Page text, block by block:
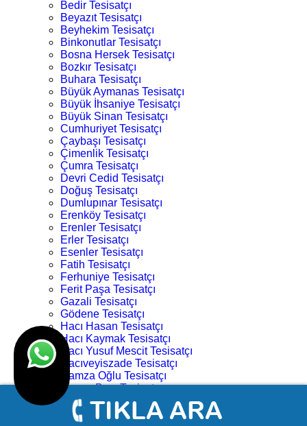
Bedir Tesisatçı
Beyazıt Tesisatçı
Beyhekim Tesisatçı
Binkonutlar Tesisatçı
Bosna Hersek Tesisatçı
Bozkır Tesisatçı
Buhara Tesisatçı
Büyük Aymanas Tesisatçı
Büyük İhsaniye Tesisatçı
Büyük Sinan Tesisatçı
Cumhuriyet Tesisatçı
Çaybaşı Tesisatçı
Çimenlik Tesisatçı
Çumra Tesisatçı
Devri Cedid Tesisatçı
Doğuş Tesisatçı
Dumlupınar Tesisatçı
Erenköy Tesisatçı
Erenler Tesisatçı
Erler Tesisatçı
Esenler Tesisatçı
Fatih Tesisatçı
Ferhuniye Tesisatçı
Ferit Paşa Tesisatçı
Gazali Tesisatçı
Gödene Tesisatçı
Hacı Hasan Tesisatçı
Hacı Kaymak Tesisatçı
Hacı Yusuf Mescit Tesisatçı
Hacıveyiszade Tesisatçı
Hamza Oğlu Tesisatçı
Hanay Başı Tesisatçı
Harmancık Tesisatçı
Hocacihan Tesisatçı